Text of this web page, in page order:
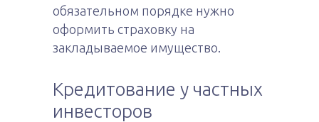
обязательном порядке нужно
оформить страховку на
закладываемое имущество.
Кредитование у частных
инвесторов